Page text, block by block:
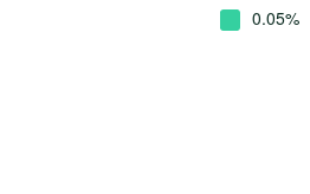
0.05%